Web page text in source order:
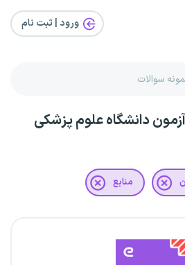
ورود | ثبت‌ نام
دانشگاه علوم پزشکی
منابع